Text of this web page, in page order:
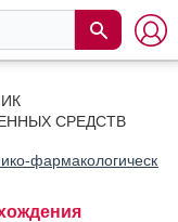
СРЕДСТВ